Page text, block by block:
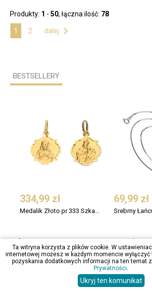
Produkty: 1 - 50, łączna ilość: 78
1 2 dalej 
BESTSELLERY
334,99 zł 69,99 zł
Informacje
Bezpieczeństwo
Moje
Zarejestruj
Zaloguj się
Historia
Ta witryna korzysta z plików cookie. W
internetowej możesz w każdym momencie
pozyskania dodatkowych informacji na ten temat
Prywatności.
Ukryj ten komunikat